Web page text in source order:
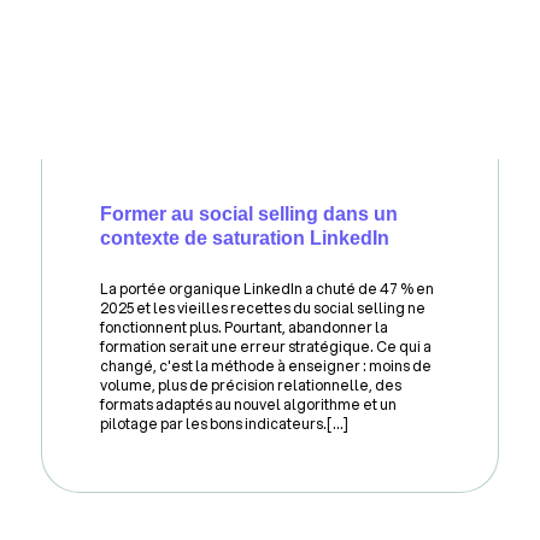
Former au social selling dans un
contexte de saturation LinkedIn
La portée organique LinkedIn a chuté de 47 % en
2025 et les vieilles recettes du social selling ne
fonctionnent plus. Pourtant, abandonner la
formation serait une erreur stratégique. Ce qui a
changé, c'est la méthode à enseigner : moins de
volume, plus de précision relationnelle, des
formats adaptés au nouvel algorithme et un
pilotage par les bons indicateurs.[...]